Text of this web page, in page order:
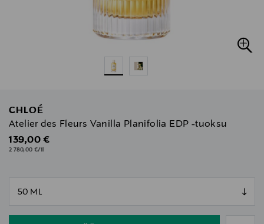
CHLOÉ
Atelier des Fleurs Vanilla Planifolia EDP -tuoksu
Original Price
139,00 €
2 780,00 €/1l